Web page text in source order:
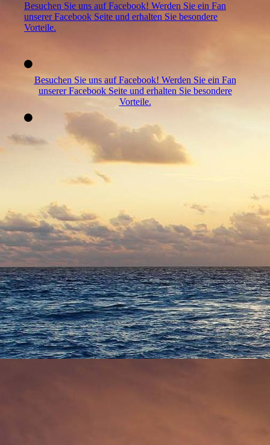
Besuchen Sie uns auf Facebook! Werden Sie ein Fan
unserer Facebook Seite und erhalten Sie besondere
Vorteile.
Besuchen Sie uns auf Facebook! Werden Sie ein Fan
unserer Facebook Seite und erhalten Sie besondere
Vorteile.